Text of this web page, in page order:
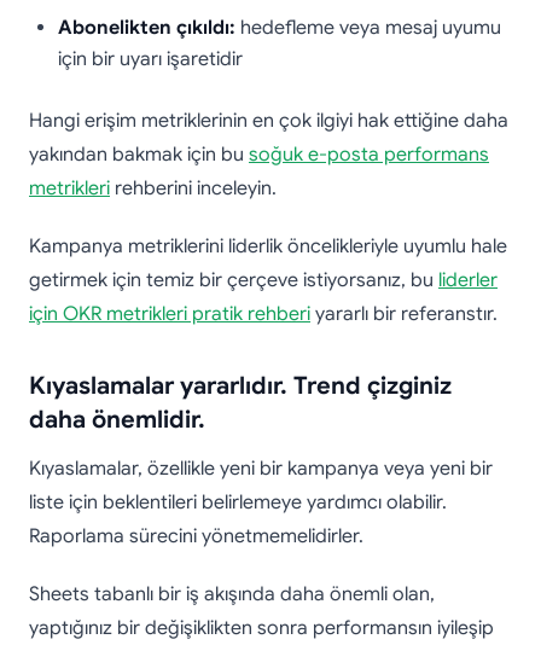
Abonelikten çıkıldı: hedefleme veya mesaj uyumu
için bir uyarı işaretidir
Hangi erişim metriklerinin en çok ilgiyi hak ettiğine daha
yakından bakmak için bu soğuk e-posta performans
metrikleri rehberini inceleyin.
Kampanya metriklerini liderlik öncelikleriyle uyumlu hale
getirmek için temiz bir çerçeve istiyorsanız, bu liderler
için OKR metrikleri pratik rehberi yararlı bir referanstır.
Kıyaslamalar yararlıdır. Trend çizginiz
daha önemlidir.
Kıyaslamalar, özellikle yeni bir kampanya veya yeni bir
liste için beklentileri belirlemeye yardımcı olabilir.
Raporlama sürecini yönetmemelidirler.
Sheets tabanlı bir iş akışında daha önemli olan,
yaptığınız bir değişiklikten sonra performansın iyileşip